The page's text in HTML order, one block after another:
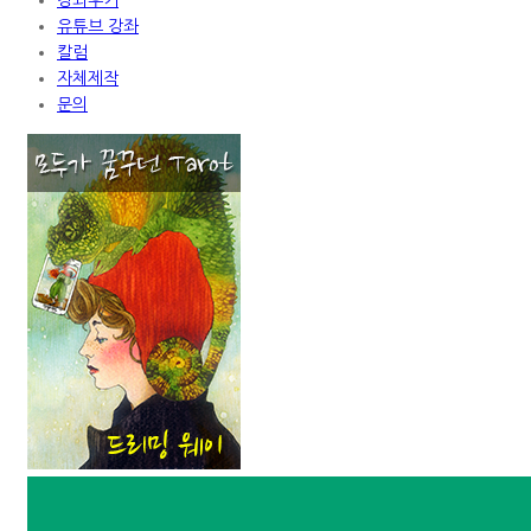
유튜브 강좌
칼럼
자체제작
문의